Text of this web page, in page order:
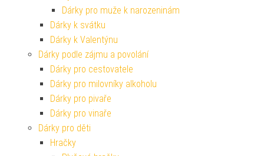
Dárky pro muže k narozeninám
Dárky k svátku
Dárky k Valentýnu
Dárky podle zájmu a povolání
Dárky pro cestovatele
Dárky pro milovníky alkoholu
Dárky pro pivaře
Dárky pro vinaře
Dárky pro děti
Hračky